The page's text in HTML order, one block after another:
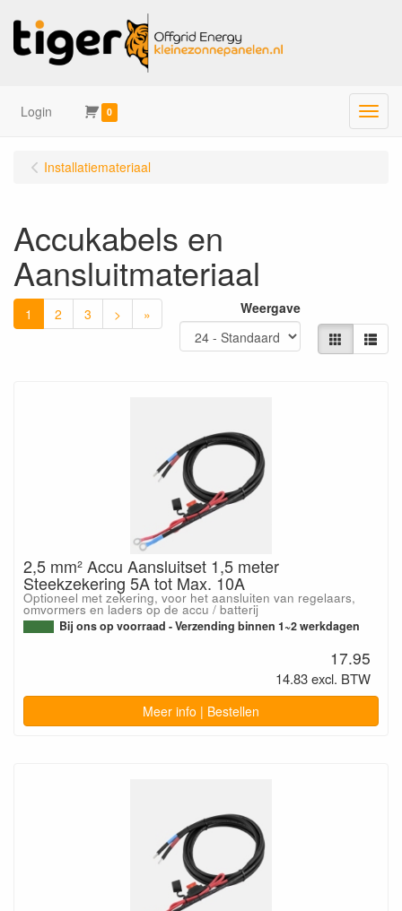
Login 0 Menu
Installatiemateriaal
Accukabels en
Aansluitmateriaal
1 2 3 > » Weergave
2,5 mm² Accu Aansluitset 1,5 meter
Steekzekering 5A tot Max. 10A
Optioneel met zekering, voor het aansluiten van regelaars,
omvormers en laders op de accu / batterij
Bij ons op voorraad - Verzending binnen 1~2 werkdagen
17.95
14.83 excl. BTW
Meer info | Bestellen